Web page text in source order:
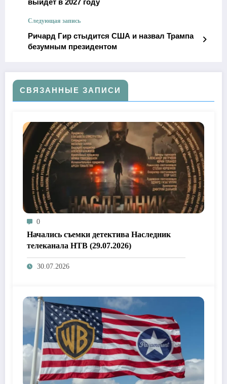
выйдет в 2027 году
Следующая запись
Ричард Гир стыдится США и назвал Трампа
безумным президентом
СВЯЗАННЫЕ ЗАПИСИ
0
Начались съемки детектива Наследник
телеканала НТВ (29.07.2026)
30.07.2026